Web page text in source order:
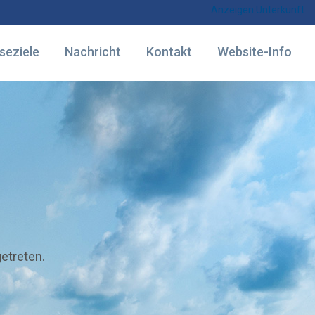
Anzeigen Unterkunft
Nachricht Kontakt Website-Info